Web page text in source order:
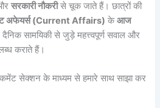
औरसरकारी नौकरीसे चूक जाते हैं। छात्रों की
अफेयर्स (Current Affairs) केआज
सामयिकी से जुड़े महत्त्वपूर्ण सवाल और
कराते हैं।
सेक्शन के माध्यम से हमारे साथ साझा कर